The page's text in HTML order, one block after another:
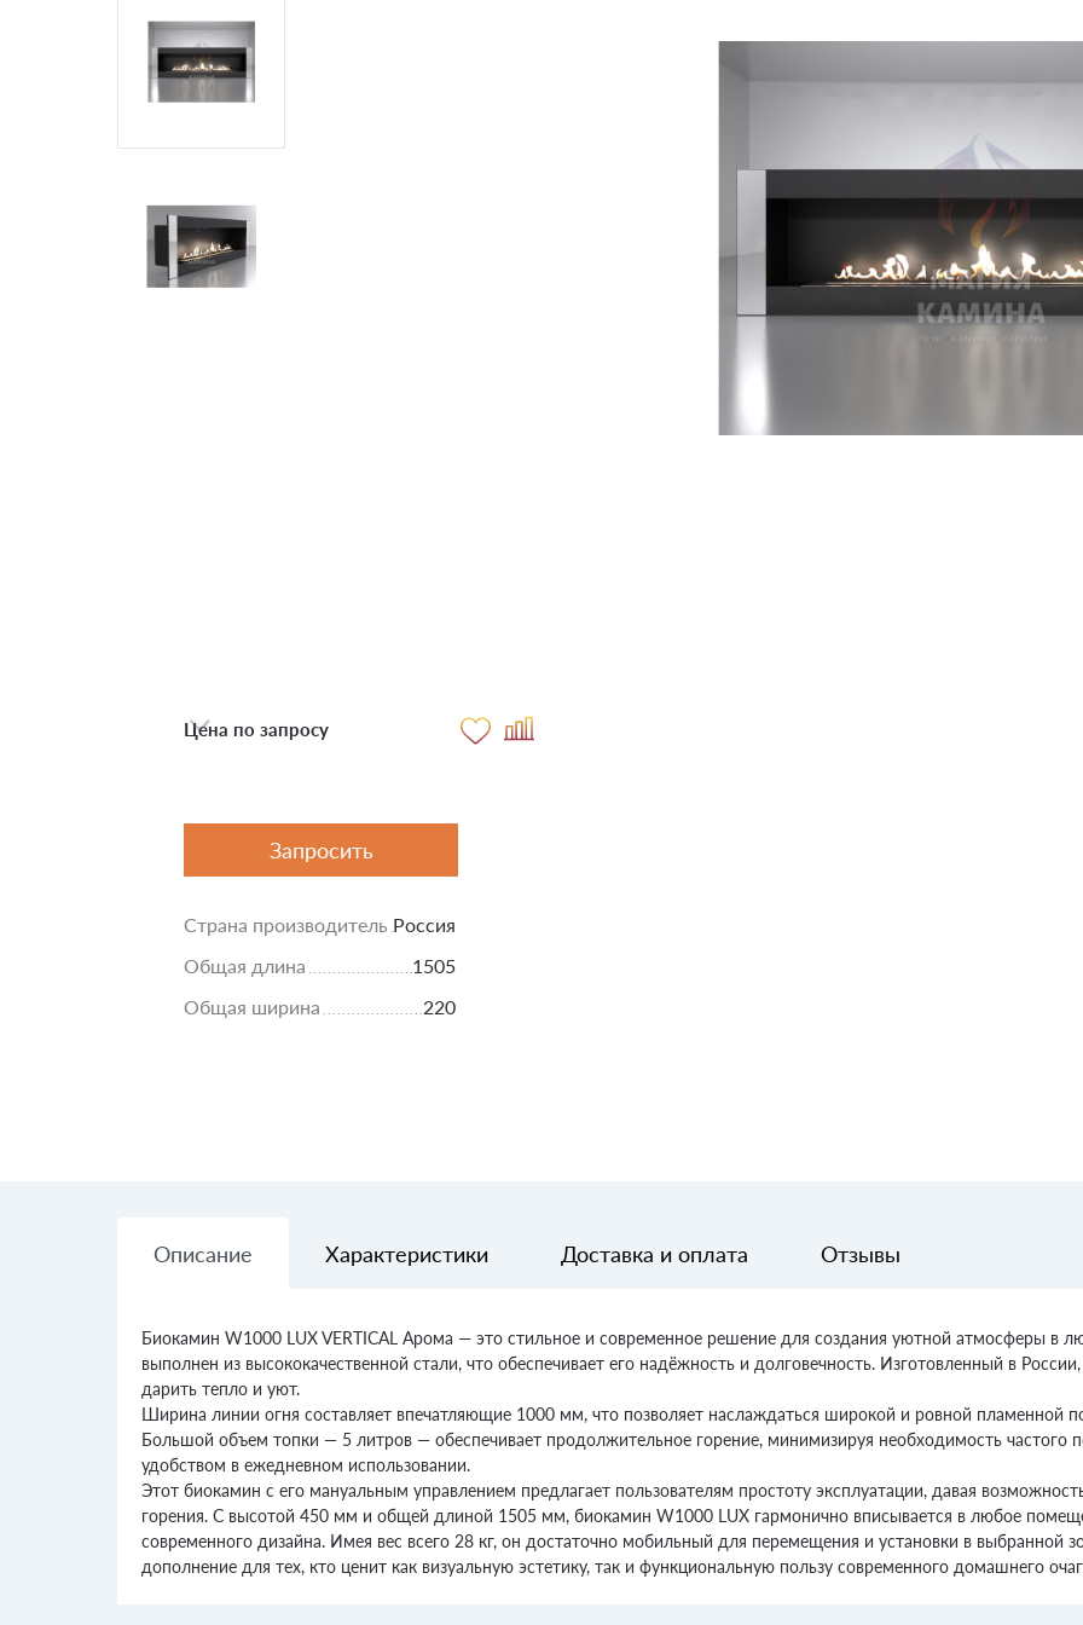
Цена по запросу
Запросить
Страна производитель Россия
Общая длина
1505
Общая ширина
220
Описание Характеристики Доставка и оплата Отзывы
Биокамин W1000 LUX VERTICAL Арома — это стильное и современное решение для создания уютной атмосферы в
выполнен из высококачественной стали, что обеспечивает его надёжность и долговечность. Изготовленный в
дарить тепло и уют.
Ширина линии огня составляет впечатляющие 1000 мм, что позволяет наслаждаться широкой и ровной пламенной
Большой объем топки — 5 литров — обеспечивает продолжительное горение, минимизируя необходимость частого
удобством в ежедневном использовании.
Этот биокамин с его мануальным управлением предлагает пользователям простоту эксплуатации, давая
горения. С высотой 450 мм и общей длиной 1505 мм, биокамин W1000 LUX гармонично вписывается в любое
современного дизайна. Имея вес всего 28 кг, он достаточно мобильный для перемещения и установки в выбранной
дополнение для тех, кто ценит как визуальную эстетику, так и функциональную пользу современного домашнего